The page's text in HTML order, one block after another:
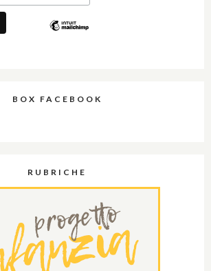
BOX FACEBOOK
RUBRICHE